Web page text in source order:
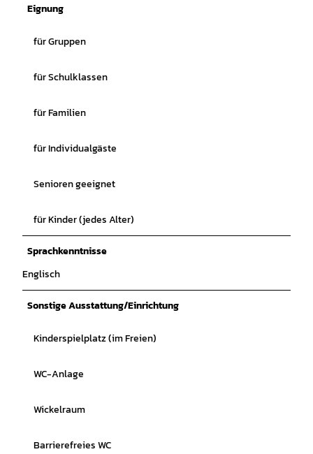
Eignung
für Gruppen
für Schulklassen
für Familien
für Individualgäste
Senioren geeignet
für Kinder (jedes Alter)
Sprachkenntnisse
Englisch
Sonstige Ausstattung/Einrichtung
Kinderspielplatz (im Freien)
WC-Anlage
Wickelraum
Barrierefreies WC